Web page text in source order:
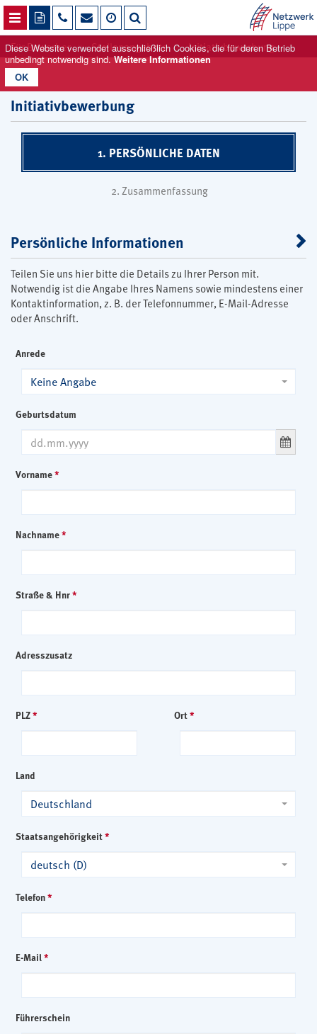
OK
Diese Website verwendet ausschließlich Cookies, die für deren Betrieb
unbedingt notwendig sind.Weitere Informationen
NAVIGATION ÖFFNEN
Für Bewerber Stellenangebote Initiativbewerbung
Initiativbewerbung
1. PERSÖNLICHE DATEN
2. Zusammenfassung
Persönliche Informationen
Teilen Sie uns hier bitte die Details zu Ihrer Person mit.
Notwendig ist die Angabe Ihres Namens sowie mindestens einer
Kontaktinformation, z. B. der Telefonnummer, E-Mail-Adresse
oder Anschrift.
Anrede
Keine Angabe
Geburtsdatum
Vorname*
Nachname*
Straße & Hnr*
Adresszusatz
PLZ* Ort*
Land
Deutschland
Staatsangehörigkeit*
deutsch (D)
Telefon*
E-Mail*
Führerschein